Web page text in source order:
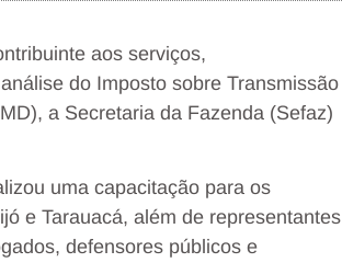
aos serviços,
do Imposto sobre Transmissão
a Secretaria da Fazenda (Sefaz)
uma capacitação para os
e Tarauacá, além de representantes
defensores públicos e